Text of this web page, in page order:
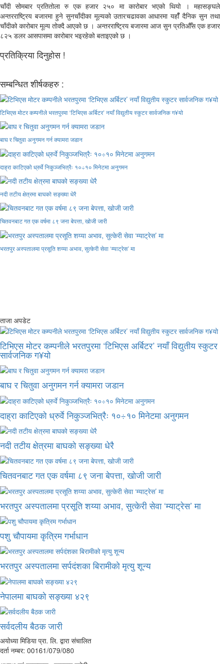
चाँदी सोमबार प्रतितोला रु एक हजार २५० मा कारोबार भएको थियो । महासङ्घले
अन्तरराष्ट्रिय बजारमा हुने सुनचाँदीका मूल्यको उतारचढावका आधारमा यहाँँ दैनिक सुन तथा
चाँदीको कारोबार मूल्य तोक्दै आएको छ । अन्तरराष्ट्रिय बजारमा आज सुन प्रतिऔँस एक हजार
८२५ डलर आसपासमा कारोबार भइरहेको बताइएको छ ।
प्रतिक्रिया दिनुहोस !
सम्बन्धित शीर्षकहरु :
टिभिएस मोटर कम्पनीले भरतपुरमा ‘टिभिएस अर्बिटर’ नयाँ विद्युतीय स्कुटर सार्वजनिक ग¥यो
बाघ र चितुवा अनुगमन गर्न क्यामरा जडान
दाह्रा काटिएको ध्रुर्वे निकुञ्जभित्रैः १०÷१० मिनेटमा अनुगमन
नदी तटीय क्षेत्रमा बाघको सङ्ख्या धेरै
चितवनबाट गत एक वर्षमा ८९ जना बेपत्ता, खोजी जारी
भरतपुर अस्पतालमा प्रसूति शय्या अभाव, सुत्केरी सेवा ‘म्याट्रेस’ मा
ताजा अपडेट
टिभिएस मोटर कम्पनीले भरतपुरमा ‘टिभिएस अर्बिटर’ नयाँ विद्युतीय स्कुटर
सार्वजनिक ग¥यो
बाघ र चितुवा अनुगमन गर्न क्यामरा जडान
दाह्रा काटिएको ध्रुर्वे निकुञ्जभित्रैः १०÷१० मिनेटमा अनुगमन
नदी तटीय क्षेत्रमा बाघको सङ्ख्या धेरै
चितवनबाट गत एक वर्षमा ८९ जना बेपत्ता, खोजी जारी
भरतपुर अस्पतालमा प्रसूति शय्या अभाव, सुत्केरी सेवा ‘म्याट्रेस’ मा
पशु चौपायमा कृत्रिम गर्भाधान
भरतपुर अस्पतालमा सर्पदंशका बिरामीको मृत्यु शून्य
नेपालमा बाघको सङ्ख्या ४२९
सर्वदलीय बैठक जारी
अयोध्या मिडिया प्रा. लि. द्वारा संचालित
दर्ता नम्बर: 00161/079/080